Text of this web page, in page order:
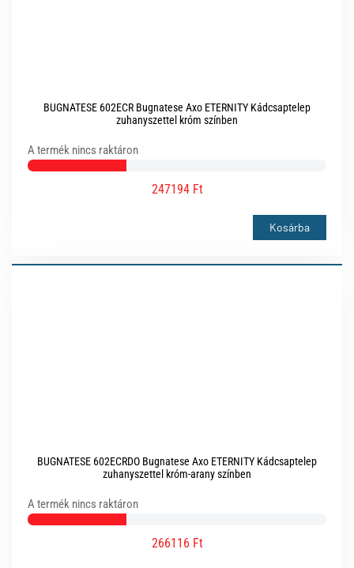
BUGNATESE 602ECR Bugnatese Axo ETERNITY Kádcsaptelep
zuhanyszettel króm színben
A termék nincs raktáron
247194 Ft
Kosárba
BUGNATESE 602ECRDO Bugnatese Axo ETERNITY Kádcsaptelep
zuhanyszettel króm-arany színben
A termék nincs raktáron
266116 Ft